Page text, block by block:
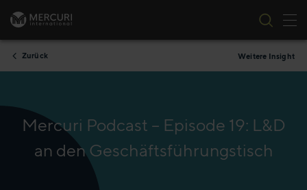
Zum Inhalt springen
Zurück Weitere Insight
Mercuri Podcast – Episode 19: L&D
an den Geschäftsführungstisch